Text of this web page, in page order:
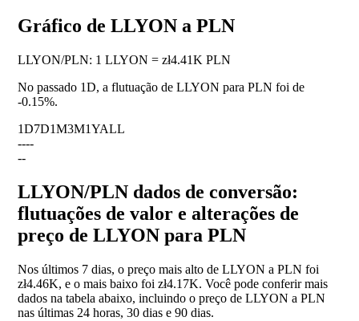
Gráfico de LLYON a PLN
LLYON/PLN: 1 LLYON = zł4.41K PLN
No passado 1D, a flutuação de LLYON para PLN foi de
-0.15%.
1D7D1M3M1YALL
----
--
LLYON/PLN dados de conversão:
flutuações de valor e alterações de
preço de LLYON para PLN
Nos últimos 7 dias, o preço mais alto de LLYON a PLN foi
zł4.46K, e o mais baixo foi zł4.17K. Você pode conferir mais
dados na tabela abaixo, incluindo o preço de LLYON a PLN
nas últimas 24 horas, 30 dias e 90 dias.